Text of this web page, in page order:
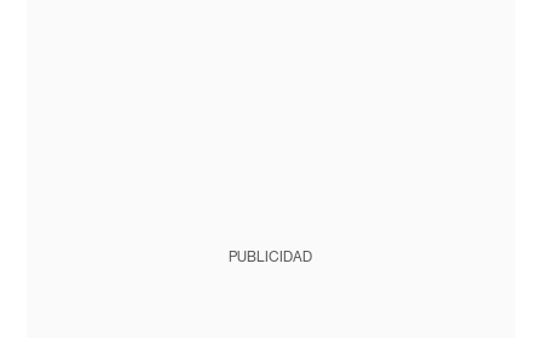
PUBLICIDAD